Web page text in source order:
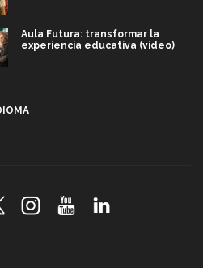
Aula Futura: transformar la
experiencia educativa (video)
robótica FIRST 2026! (video)